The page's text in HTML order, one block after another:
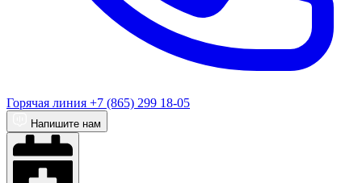
Горячая линия +7 (865) 299 18-05
Напишите нам